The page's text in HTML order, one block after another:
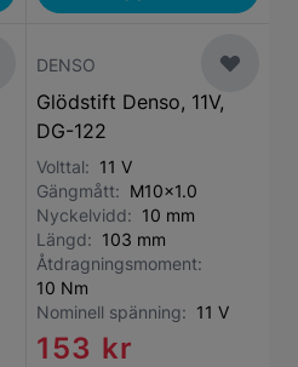
DENSO
Glödstift Denso, 11V,
DG-122
Volttal: 11 V
Gängmått: M10x1.0
Nyckelvidd: 10 mm
Längd: 103 mm
Åtdragningsmoment:
10 Nm
Nominell spänning: 11 V
153 kr